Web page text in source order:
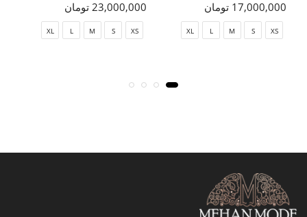
17,000,000 تومان
XS
S
M
L
XL
23,000,000 تومان
XS
S
M
L
XL